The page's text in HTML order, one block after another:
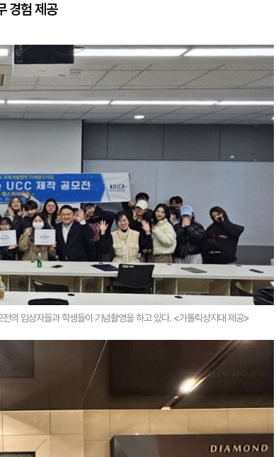
경험 제공
의 입상자들과 학생들이 기념촬영을 하고 있다. <가톨릭상지대 제공>